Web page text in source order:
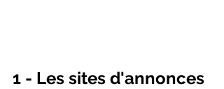
1 - Les sites d'annonces